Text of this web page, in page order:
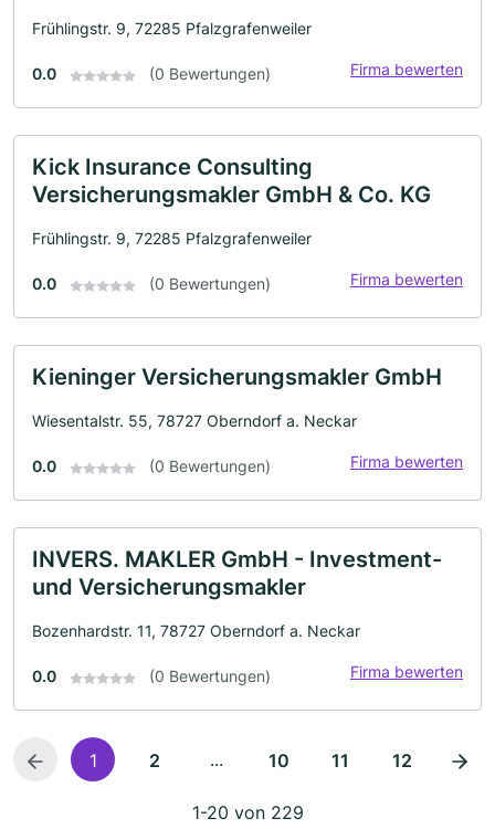
Frühlingstr. 9, 72285 Pfalzgrafenweiler
0.0 (0 Bewertungen) Firma bewerten
Kick Insurance Consulting
Versicherungsmakler GmbH & Co. KG
Frühlingstr. 9, 72285 Pfalzgrafenweiler
0.0 (0 Bewertungen) Firma bewerten
Kieninger Versicherungsmakler GmbH
Wiesentalstr. 55, 78727 Oberndorf a. Neckar
0.0 (0 Bewertungen) Firma bewerten
INVERS. MAKLER GmbH - Investment-
und Versicherungsmakler
Bozenhardstr. 11, 78727 Oberndorf a. Neckar
0.0 (0 Bewertungen) Firma bewerten
1 2 ... 10 11 12
1-20 von 229